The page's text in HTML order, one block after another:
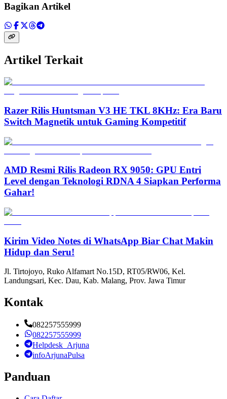
Bagikan Artikel
Artikel Terkait
Razer Rilis Huntsman V3 HE TKL 8KHz: Era Baru
Switch Magnetik untuk Gaming Kompetitif
AMD Resmi Rilis Radeon RX 9050: GPU Entri
Level dengan Teknologi RDNA 4 Siapkan Performa
Gahar!
Kirim Video Notes di WhatsApp Biar Chat Makin
Hidup dan Seru!
Jl. Tirtojoyo, Ruko Alfamart No.15D, RT05/RW06, Kel.
Landungsari, Kec. Dau, Kab. Malang, Prov. Jawa Timur
Kontak
082257555999
082257555999
Helpdesk_Arjuna
infoArjunaPulsa
Panduan